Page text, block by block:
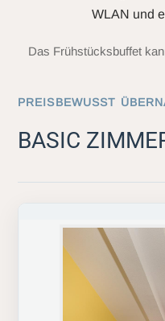
WLAN und
Das Frühstücksbuffet
PREISBEWUSST
BASIC